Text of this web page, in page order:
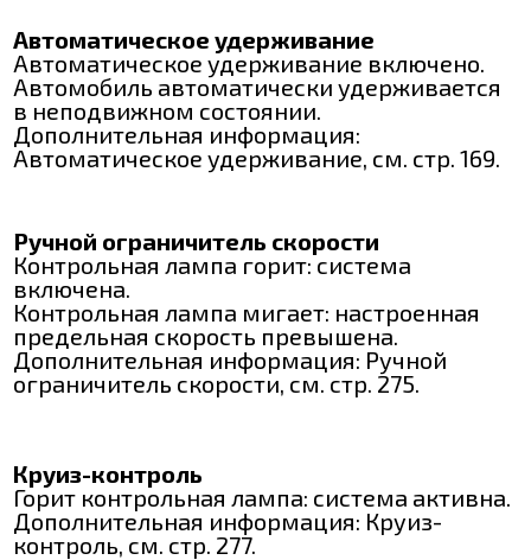
Автоматическое удерживание
Автоматическое удерживание включено.
Автомобиль автоматически удерживается
в неподвижном состоянии.
Дополнительная информация:
Автоматическое удерживание, см. стр. 169.
Ручной ограничитель скорости
Контрольная лампа горит: система
включена.
Контрольная лампа мигает: настроенная
предельная скорость превышена.
Дополнительная информация: Ручной
ограничитель скорости, см. стр. 275.
Круиз-контроль
Горит контрольная лампа: система активна.
Дополнительная информация: Круиз-
контроль, см. стр. 277.